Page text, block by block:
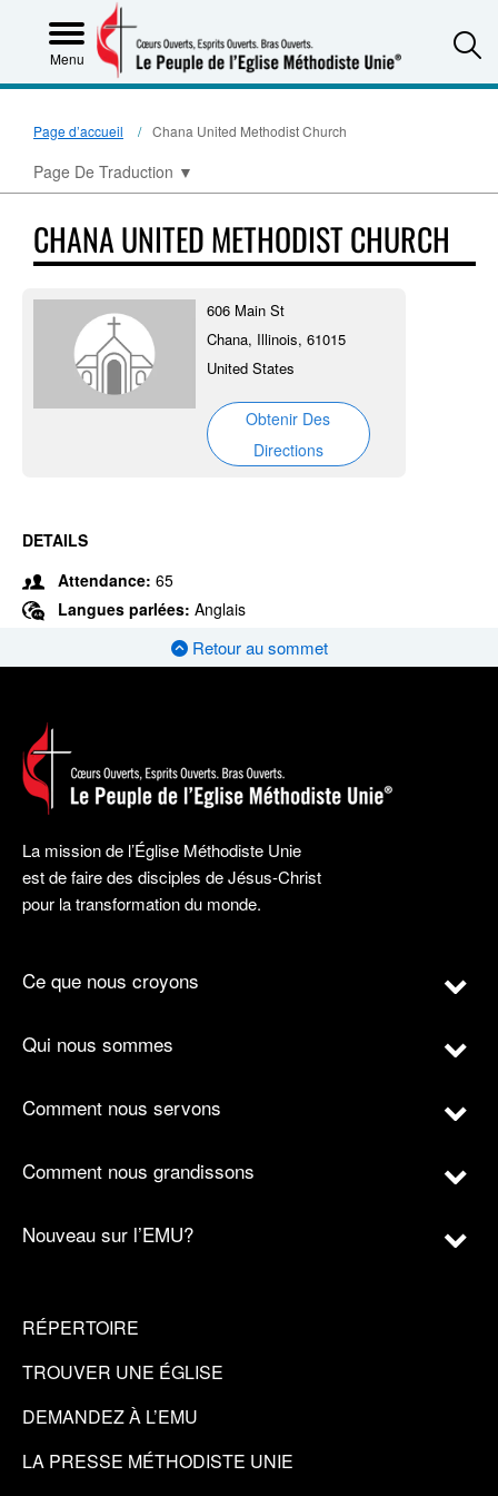
Menu
Page d’accueil Chana United Methodist Church
Page De Traduction ▼
CHANA UNITED METHODIST CHURCH
606 Main St
Chana, Illinois, 61015
United States
Obtenir Des
Directions
DETAILS
Attendance: 65
Langues parlées: Anglais
Retour au sommet
La mission de l’Église Méthodiste Unie
est de faire des disciples de Jésus-Christ
pour la transformation du monde.
Ce que nous croyons
Qui nous sommes
Comment nous servons
Comment nous grandissons
Nouveau sur l’EMU?
RÉPERTOIRE
TROUVER UNE ÉGLISE
DEMANDEZ À L’EMU
LA PRESSE MÉTHODISTE UNIE